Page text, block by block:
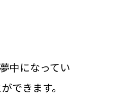
中になってい
できます。